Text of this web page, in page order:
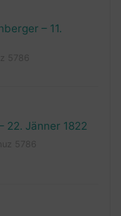
– 11.
22. Jänner 1822